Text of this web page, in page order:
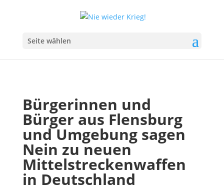
Seite wählen
Bürgerinnen und
Bürger aus Flensburg
und Umgebung sagen
Nein zu neuen
Mittelstreckenwaffen
in Deutschland